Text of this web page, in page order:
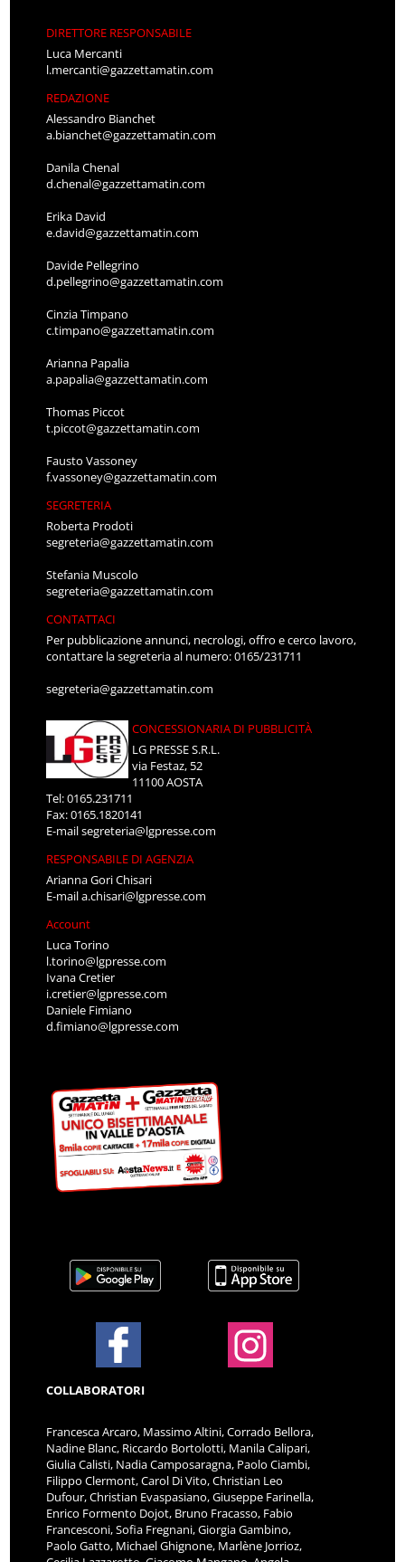
DIRETTORE RESPONSABILE
Luca Mercanti
l.mercanti@gazzettamatin.com
REDAZIONE
Alessandro Bianchet
a.bianchet@gazzettamatin.com
Danila Chenal
d.chenal@gazzettamatin.com
Erika David
e.david@gazzettamatin.com
Davide Pellegrino
d.pellegrino@gazzettamatin.com
Cinzia Timpano
c.timpano@gazzettamatin.com
Arianna Papalia
a.papalia@gazzettamatin.com
Thomas Piccot
t.piccot@gazzettamatin.com
Fausto Vassoney
f.vassoney@gazzettamatin.com
SEGRETERIA
Roberta Prodoti
segreteria@gazzettamatin.com
Stefania Muscolo
segreteria@gazzettamatin.com
CONTATTACI
Per pubblicazione annunci, necrologi, offro e cerco lavoro,
contattare la segreteria al numero: 0165/231711
segreteria@gazzettamatin.com
CONCESSIONARIA DI PUBBLICITÀ
LG PRESSE S.R.L.
via Festaz, 52
11100 AOSTA
Tel: 0165.231711
Fax: 0165.1820141
E-mailsegreteria@lgpresse.com
RESPONSABILE DI AGENZIA
Arianna Gori Chisari
E-maila.chisari@lgpresse.com
Account
Luca Torino
l.torino@lgpresse.com
Ivana Cretier
i.cretier@lgpresse.com
Daniele Fimiano
d.fimiano@lgpresse.com
COLLABORATORI
Francesca Arcaro, Massimo Altini, Corrado Bellora,
Nadine Blanc, Riccardo Bortolotti, Manila Calipari,
Giulia Calisti, Nadia Camposaragna, Paolo Ciambi,
Filippo Clermont, Carol Di Vito, Christian Leo
Dufour, Christian Evaspasiano, Giuseppe Farinella,
Enrico Formento Dojot, Bruno Fracasso, Fabio
Francesconi, Sofia Fregnani, Giorgia Gambino,
Paolo Gatto, Michael Ghignone, Marlène Jorrioz,